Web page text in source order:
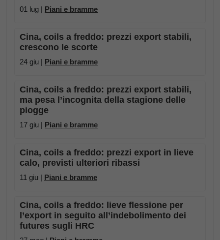
01 lug | Piani e bramme
Cina, coils a freddo: prezzi export stabili,
crescono le scorte
24 giu | Piani e bramme
Cina, coils a freddo: prezzi export stabili,
ma pesa l’incognita della stagione delle
piogge
17 giu | Piani e bramme
Cina, coils a freddo: prezzi export in lieve
calo, previsti ulteriori ribassi
11 giu | Piani e bramme
Cina, coils a freddo: lieve flessione per
l’export in seguito all’indebolimento dei
futures sugli HRC